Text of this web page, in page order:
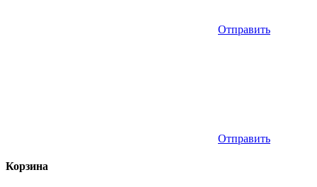
Отправить
Отправить
Корзина